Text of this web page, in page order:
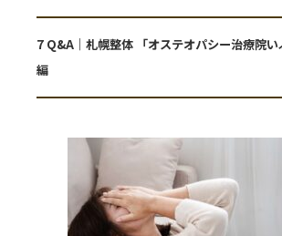
7 Q&A｜札幌整体 「オステオパシー治療院
編